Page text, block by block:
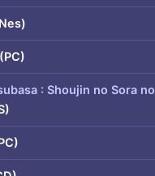
(PC)
: Shoujin no Sora no